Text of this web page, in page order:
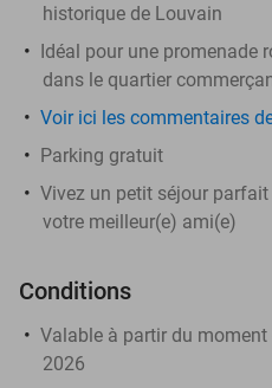
historique de Louvain
Idéal pour une promenade
dans le quartier
Voir ici les commentaires
Parking gratuit
Vivez un petit séjour
votre meilleur(e) ami(e)
Conditions
Valable à partir du
2026